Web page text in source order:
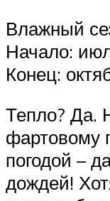
Влажный
Начало:
Конец:
Тепло? Да.
фартовому
погодой –
дождей!